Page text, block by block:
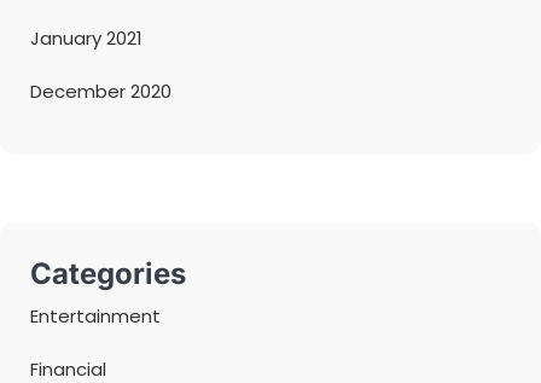
January 2021
December 2020
Categories
Entertainment
Financial